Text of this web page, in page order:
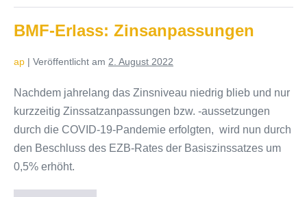
mit
1.1.2023
BMF-Erlass: Zinsanpassungen
ap | Veröffentlicht am 2. August 2022
Nachdem jahrelang das Zinsniveau niedrig blieb und nur
kurzzeitig Zinssatzanpassungen bzw. -aussetzungen
durch die COVID-19-Pandemie erfolgten, wird nun durch
den Beschluss des EZB-Rates der Basiszinssatzes um
0,5% erhöht.